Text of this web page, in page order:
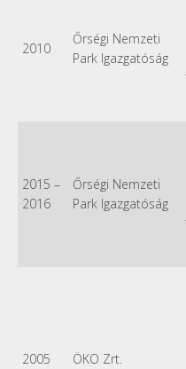
2010
Őrségi Nemzeti
Park Igazgatóság
2015 –
2016
Őrségi Nemzeti
Park Igazgatóság
2005 ÖKO Zrt.